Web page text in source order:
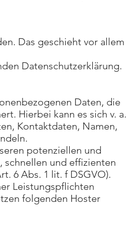
Das geschieht vor allem
Datenschutzerklärung.
Daten, die
Hierbei kann es sich v. a.
Kontaktdaten, Namen,
potenziellen und
schnellen und effizienten
6 Abs. 1 lit. f DSGVO).
Leistungspflichten
folgenden Hoster